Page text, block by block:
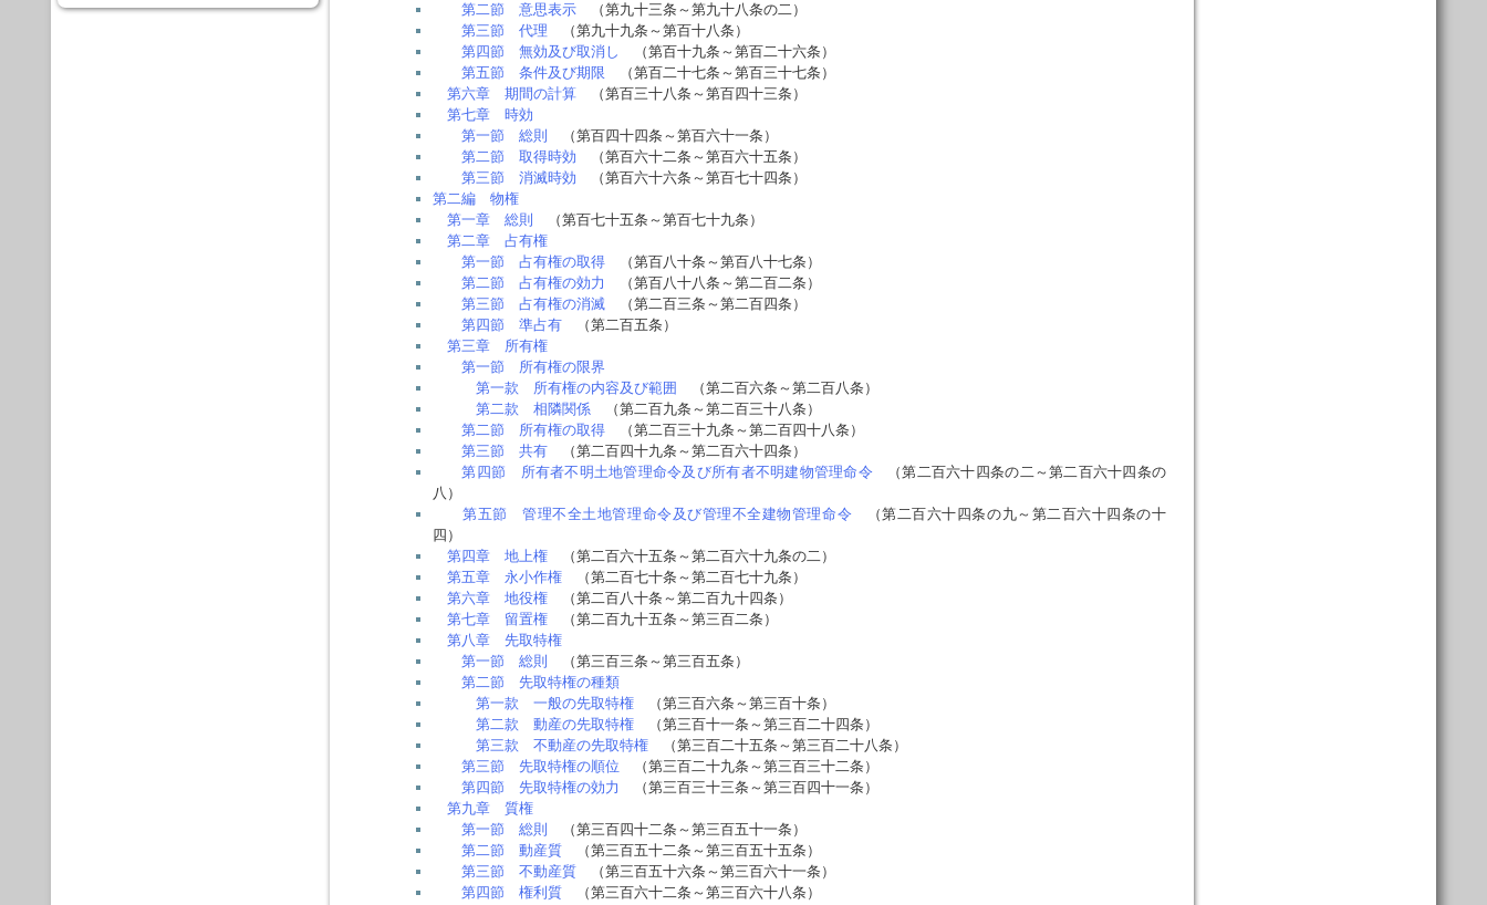
第二節 意思表示（第九十三条～第九十八条の二）
第三節 代理 （第九十九条～第百十八条）
第四節 無効及び取消し
（第百十九条～第百二十六条）
第五節 条件及び期限 （第百二十七条～第百三十七条）
第六章 期間の計算（第百三十八条～第百四十三条）
第七章 時効
第一節 総則
（第百四十四条～第百六十一条）
第二節 取得時効 （第百六十二条～第百六十五条）
第三節 消滅時効 （第百六十六条～第百七十四条）
第二編 物権
第一章 総則
（第百七十五条～第百七十九条）
第二章 占有権
第一節 占有権の取得（第百八十条～第百八十七条）
第二節 占有権の効力
（第百八十八条～第二百二条）
第三節 占有権の消滅（第二百三条～第二百四条）
第四節 準占有（第二百五条）
第三章 所有権
第一節 所有権の限界
第一款 所有権の内容及び範囲
（第二百六条～第二百八条）
第二款 相隣関係（第二百九条～第二百三十八条）
第二節 所有権の取得（第二百三十九条～第二百四十八条）
第三節 共有（第二百四十九条～第二百六十四条）
第四節 所有者不明土地管理命令及び所有者不明建物管理命令（第二百六十四条の二～第二百六十四条の
八）
第五節 管理不全土地管理命令及び管理不全建物管理命令 （第二百六十四条の九～第二百六十四条の十
四）
第四章 地上権（第二百六十五条～第二百六十九条の二）
第五章 永小作権（第二百七十条～第二百七十九条）
第六章 地役権（第二百八十条～第二百九十四条）
第七章 留置権（第二百九十五条～第三百二条）
第八章 先取特権
第一節 総則
（第三百三条～第三百五条）
第二節 先取特権の種類
第一款 一般の先取特権（第三百六条～第三百十条）
第二款 動産の先取特権（第三百十一条～第三百二十四条）
第三款 不動産の先取特権（第三百二十五条～第三百二十八条）
第三節 先取特権の順位 （第三百二十九条～第三百三十二条）
第四節 先取特権の効力
（第三百三十三条～第三百四十一条）
第九章 質権
第一節 総則
（第三百四十二条～第三百五十一条）
第二節 動産質（第三百五十二条～第三百五十五条）
第三節 不動産質（第三百五十六条～第三百六十一条）
第四節 権利質（第三百六十二条～第三百六十八条）